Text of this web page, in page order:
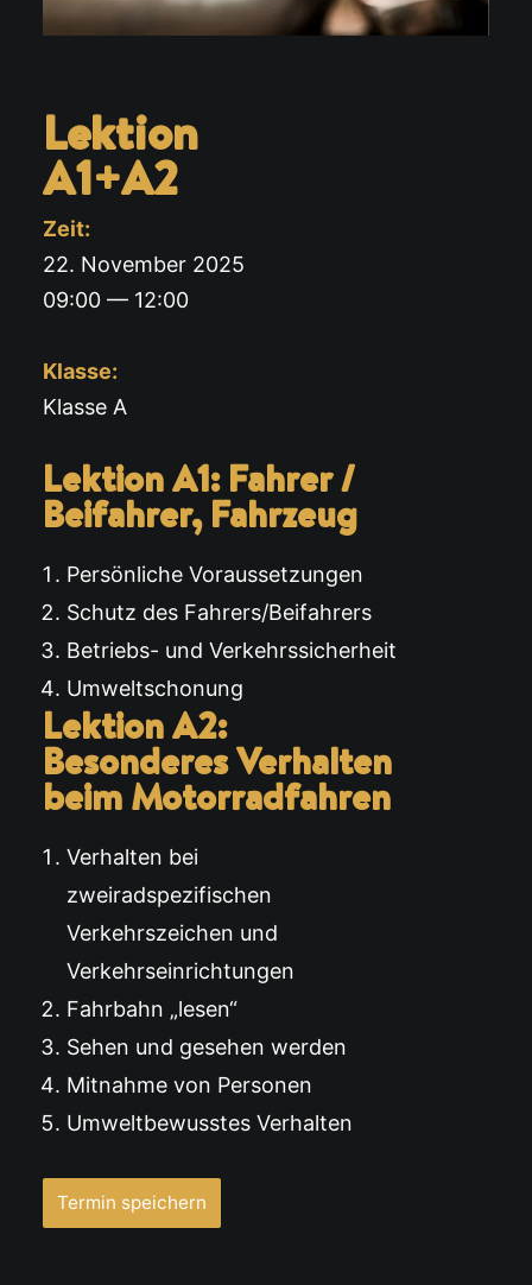
Lektion
A1+A2
Zeit:
22. November 2025
09:00 — 12:00
Klasse:
Klasse A
Lektion A1: Fahrer /
Beifahrer, Fahrzeug
Persönliche Voraussetzungen
Schutz des Fahrers/Beifahrers
Betriebs- und Verkehrssicherheit
Umweltschonung
Lektion A2:
Besonderes Verhalten
beim Motorradfahren
Verhalten bei
zweiradspezifischen
Verkehrszeichen und
Verkehrseinrichtungen
Fahrbahn „lesen“
Sehen und gesehen werden
Mitnahme von Personen
Umweltbewusstes Verhalten
Termin speichern